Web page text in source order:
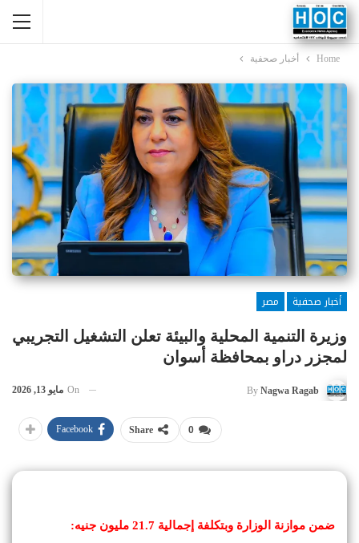
Home أخبار صحفية
أخبار صحفية
مصر
وزيرة التنمية المحلية والبيئة تعلن التشغيل التجريبي
لمجزر دراو بمحافظة أسوان
By Nagwa Ragab
On مايو 13, 2026
0
Share
Facebook
ضمن موازنة الوزارة وبتكلفة إجمالية 21.7 مليون جنيه: